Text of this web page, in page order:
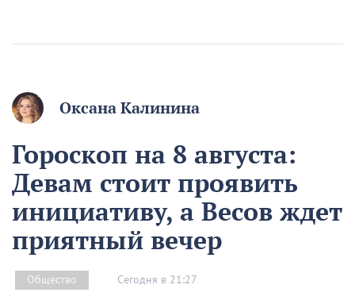
Оксана Калинина
Гороскоп на 8 августа:
Девам стоит проявить
инициативу, а Весов ждет
приятный вечер
Общество Сегодня в 21:27